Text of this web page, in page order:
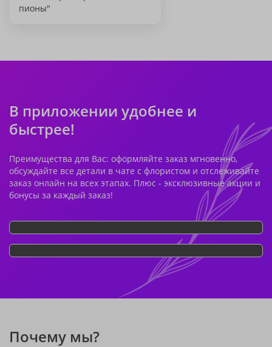
пионы"
В приложении удобнее и
быстрее!
Преимущества для Вас: оформляйте заказ мгновенно,
обсуждайте все детали в чате с флористом и отслеживайте
заказ онлайн на всех этапах. Плюс - эксклюзивные акции и
бонусы за каждый заказ!
Почему мы?